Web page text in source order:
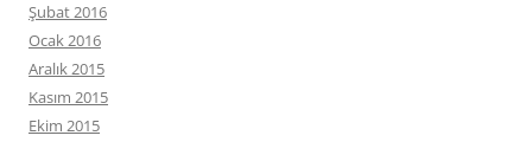
Şubat 2016
Ocak 2016
Aralık 2015
Kasım 2015
Ekim 2015